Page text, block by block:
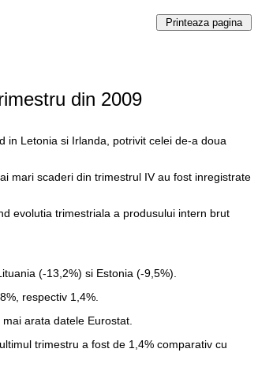
din 2009
in Letonia si Irlanda, potrivit celei de-a doua
mari scaderi din trimestrul IV au fost inregistrate
evolutia trimestriala a produsului intern brut
(-13,2%) si Estonia (-9,5%).
respectiv 1,4%.
arata datele Eurostat.
trimestru a fost de 1,4% comparativ cu